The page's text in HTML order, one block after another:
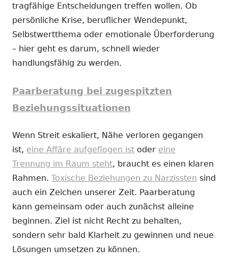
tragfähige Entscheidungen treffen wollen. Ob
persönliche Krise, beruflicher Wendepunkt,
Selbstwertthema oder emotionale Überforderung
– hier geht es darum, schnell wieder
handlungsfähig zu werden.
Paarberatung bei zugespitzten
Beziehungssituationen
Wenn Streit eskaliert, Nähe verloren gegangen
ist, eine Affäre aufgeflogen ist oder eine
Trennung im Raum steht, braucht es einen klaren
Rahmen. Toxische Beziehungen zu Narzissten sind
auch ein Zeichen unserer Zeit. Paarberatung
kann gemeinsam oder auch zunächst alleine
beginnen. Ziel ist nicht Recht zu behalten,
sondern sehr bald Klarheit zu gewinnen und neue
Lösungen umsetzen zu können.